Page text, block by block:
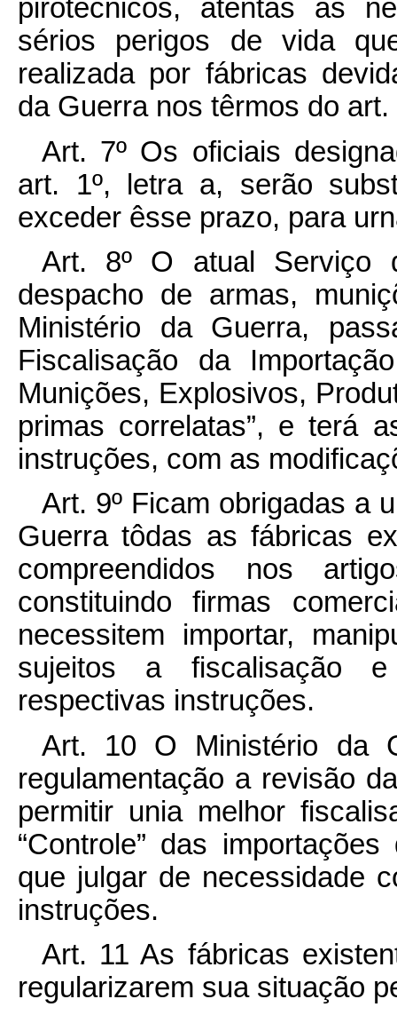
pirotécnicos, atentas as
sérios perigos de vida
realizada por fábricas
da Guerra nos têrmos do
Art. 7º Os oficiais
art. 1º, letra a, serão
exceder êsse prazo, para
Art. 8º O atual Serviço
despacho de armas,
Ministério da Guerra,
Fiscalisação da
Munições, Explosivos,
primas correlatas”, e terá
instruções, com as
Art. 9º Ficam obrigadas a
Guerra tôdas as fábricas
compreendidos nos
constituindo firmas
necessitem importar,
sujeitos a fiscalisação
respectivas instruções.
Art. 10 O Ministério da
regulamentação a revisão
permitir unia melhor
“Controle” das
que julgar de necessidade
instruções.
Art. 11 As fábricas
regularizarem sua situação